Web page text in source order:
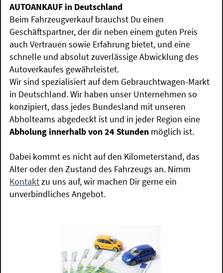
AUTOANKAUF in Deutschland
Beim Fahrzeugverkauf brauchst Du einen
Geschäftspartner, der dir neben einem guten Preis
auch Vertrauen sowie Erfahrung bietet, und eine
schnelle und absolut zuverlässige Abwicklung des
Autoverkaufes gewährleistet.
Wir sind spezialisiert auf dem Gebrauchtwagen-Markt
in Deutschland. Wir haben unser Unternehmen so
konzipiert, dass jedes Bundesland mit unseren
Abholteams abgedeckt ist und in jeder Region eine
Abholung innerhalb von 24 Stunden möglich ist.
Dabei kommt es nicht auf den Kilometerstand, das
Alter oder den Zustand des Fahrzeugs an. Nimm
Kontaktzu uns auf, wir machen Dir gerne ein
unverbindliches Angebot.